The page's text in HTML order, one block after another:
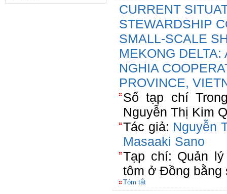
CURRENT
STEWARDSHIP
SMALL-SCALE
MEKONG
NGHIA
PROVINCE,
Số tạp chí
Nguyễn Thị Kim
Tác giả: Nguyễn
Masaaki Sano
Tạp chí: Quản
tôm ở Đồng bằng
Tóm tắt